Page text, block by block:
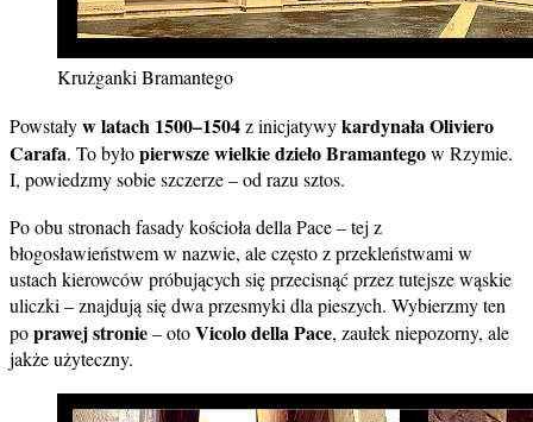
Krużganki Bramantego
Powstaływ latach 1500–1504z inicjatywykardynała Oliviero
Carafa. To byłopierwsze wielkie dzieło Bramantegow Rzymie.
I, powiedzmy sobie szczerze – od razu sztos.
Po obu stronach fasady kościoła della Pace – tej z
błogosławieństwem w nazwie, ale często z przekleństwami w
ustach kierowców próbujących się przecisnąć przez tutejsze wąskie
uliczki – znajdują się dwa przesmyki dla pieszych. Wybierzmy ten
poprawej stronie– otoVicolo della Pace, zaułek niepozorny, ale
jakże użyteczny.